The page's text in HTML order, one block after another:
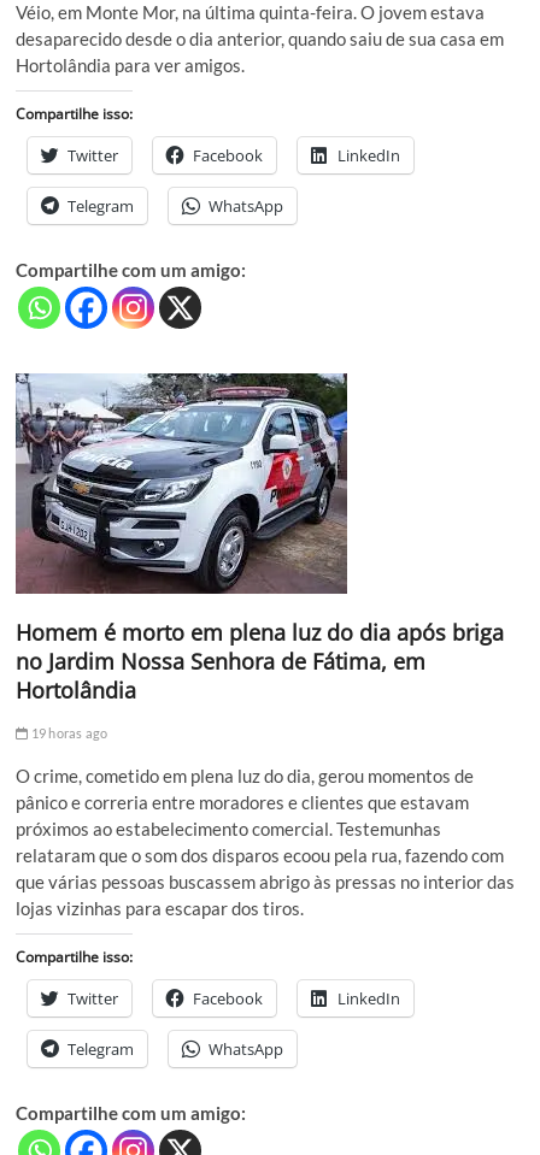
Véio, em Monte Mor, na última quinta-feira. O jovem estava
desaparecido desde o dia anterior, quando saiu de sua casa em
Hortolândia para ver amigos.
Compartilhe isso:
Twitter Facebook LinkedIn
Telegram WhatsApp
Compartilhe com um amigo:
Homem é morto em plena luz do dia após briga
no Jardim Nossa Senhora de Fátima, em
Hortolândia
19 horas ago
O crime, cometido em plena luz do dia, gerou momentos de
pânico e correria entre moradores e clientes que estavam
próximos ao estabelecimento comercial. Testemunhas
relataram que o som dos disparos ecoou pela rua, fazendo com
que várias pessoas buscassem abrigo às pressas no interior das
lojas vizinhas para escapar dos tiros.
Compartilhe isso:
Twitter Facebook LinkedIn
Telegram WhatsApp
Compartilhe com um amigo: